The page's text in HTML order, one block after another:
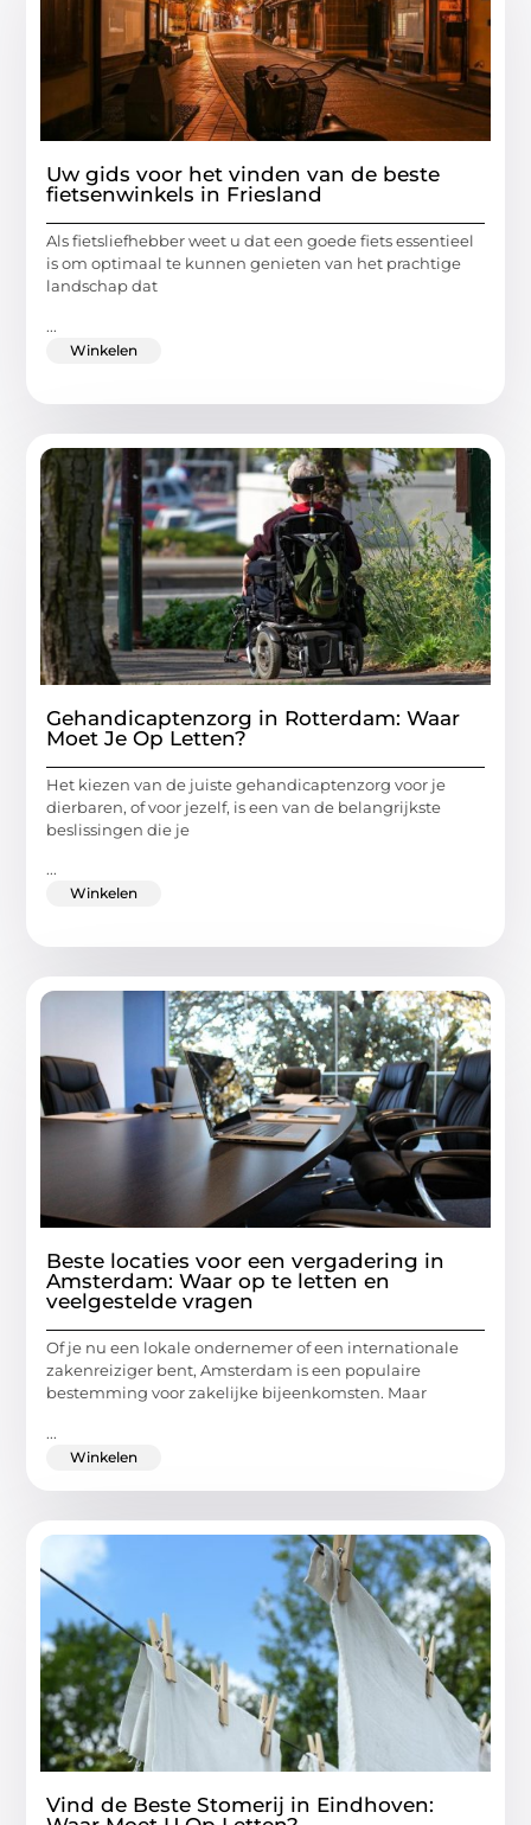
Uw gids voor het vinden van de beste
fietsenwinkels in Friesland
Als fietsliefhebber weet u dat een goede fiets essentieel
is om optimaal te kunnen genieten van het prachtige
landschap dat
...
Winkelen
Gehandicaptenzorg in Rotterdam: Waar
Moet Je Op Letten?
Het kiezen van de juiste gehandicaptenzorg voor je
dierbaren, of voor jezelf, is een van de belangrijkste
beslissingen die je
...
Winkelen
Beste locaties voor een vergadering in
Amsterdam: Waar op te letten en
veelgestelde vragen
Of je nu een lokale ondernemer of een internationale
zakenreiziger bent, Amsterdam is een populaire
bestemming voor zakelijke bijeenkomsten. Maar
...
Winkelen
Vind de Beste Stomerij in Eindhoven: